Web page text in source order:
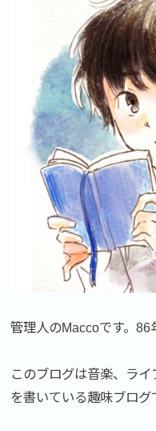
管理人のMaccoです。86
このブログは音楽、ラ
を書いている趣味ブログ